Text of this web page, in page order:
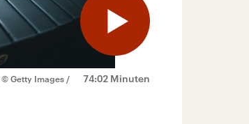
74:02 Minuten
© Getty Images /